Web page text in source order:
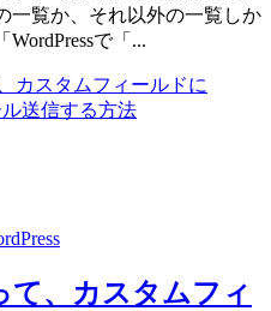
一覧か、それ以外の一覧しか
で「...
Form
7
て、カスタムフィ